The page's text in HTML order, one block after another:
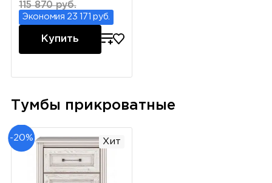
115 870 руб.
Экономия 23 171 руб.
Купить
Тумбы прикроватные
-20% Хит